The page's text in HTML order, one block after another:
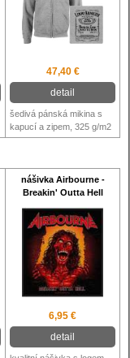
47,40 €
detail
šedivá pánská mikina s
kapucí a zipem, 325 g/m2
nášivka Airbourne -
Breakin' Outta Hell
6,95 €
detail